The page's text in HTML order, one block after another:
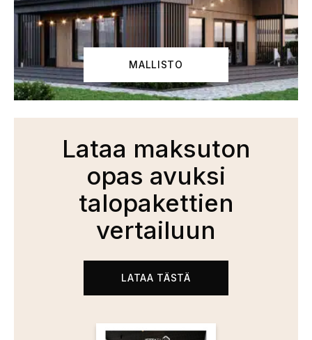
MALLISTO
Lataa maksuton
opas avuksi
talopakettien
vertailuun
LATAA TÄSTÄ